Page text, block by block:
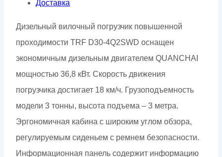
Доставка
Дизельный вилочный погрузчик повышенной
проходимости TRF D30-4Q2SWD оснащен
экономичным дизельным двигателем QUANCHAI
мощностью 36,8 кВт. Скорость движения
погрузчика достигает 18 км/ч. Грузоподъемность
модели 3 тонны, высота подъема – 3 метра.
Эргономичная кабина с широким углом обзора,
регулируемым сиденьем с ремнем безопасности.
Информационная панель содержит информацию